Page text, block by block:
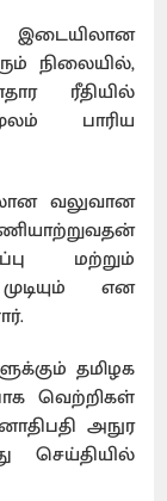
இடையிலான
நிலையில்,
ரீதியில்
பாரிய
வலுவான
மற்றும்
என
தமிழக
வெற்றிகள்
அநுர
செய்தியில்